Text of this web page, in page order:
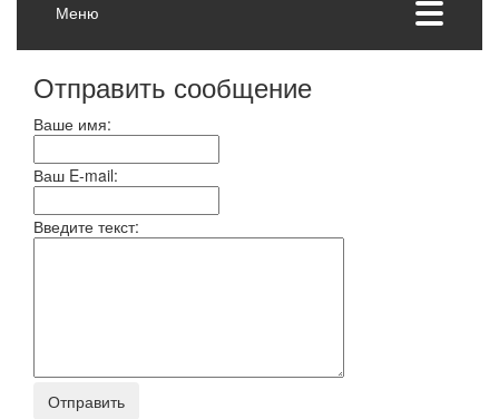
Меню
Отправить сообщение
Ваше имя:
Ваш E-mail:
Введите текст: